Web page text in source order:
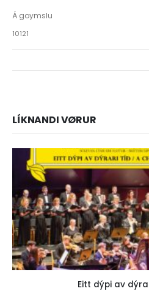
Á goymslu
10121
LÍKNANDI VØRUR
Eitt dýpi av